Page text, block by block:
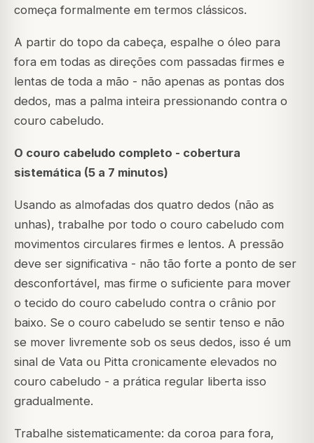
começa formalmente em termos clássicos.
A partir do topo da cabeça, espalhe o óleo para
fora em todas as direções com passadas firmes e
lentas de toda a mão - não apenas as pontas dos
dedos, mas a palma inteira pressionando contra o
couro cabeludo.
O couro cabeludo completo - cobertura
sistemática (5 a 7 minutos)
Usando as almofadas dos quatro dedos (não as
unhas), trabalhe por todo o couro cabeludo com
movimentos circulares firmes e lentos. A pressão
deve ser significativa - não tão forte a ponto de ser
desconfortável, mas firme o suficiente para mover
o tecido do couro cabeludo contra o crânio por
baixo. Se o couro cabeludo se sentir tenso e não
se mover livremente sob os seus dedos, isso é um
sinal de Vata ou Pitta cronicamente elevados no
couro cabeludo - a prática regular liberta isso
gradualmente.
Trabalhe sistematicamente: da coroa para fora,